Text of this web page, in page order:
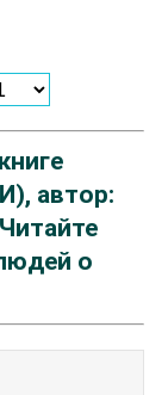
автор:
о